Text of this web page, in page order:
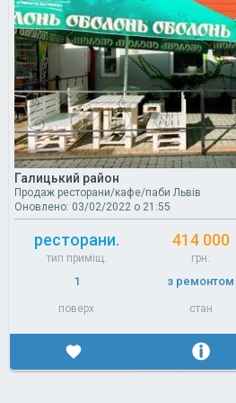
Галицький район
Продаж ресторани/кафе/паби Львів
Оновлено: 03/02/2022 о 21:55
ресторани.
тип приміщ.
414 000
грн.
1
поверх
з ремонтом
стан